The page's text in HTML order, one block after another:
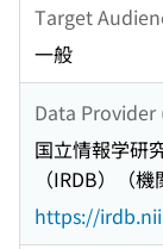
Target
一般
Data Provider
国立情報学研
（IRDB）（
https://